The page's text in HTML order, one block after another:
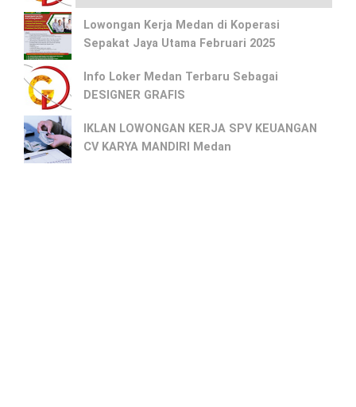
Lowongan Kerja Medan di Koperasi
Sepakat Jaya Utama Februari 2025
Info Loker Medan Terbaru Sebagai
DESIGNER GRAFIS
IKLAN LOWONGAN KERJA SPV KEUANGAN
CV KARYA MANDIRI Medan